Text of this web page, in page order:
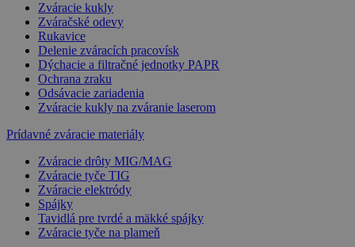
Zváracie kukly
Zváračské odevy
Rukavice
Delenie zváracích pracovísk
Dýchacie a filtračné jednotky PAPR
Ochrana zraku
Odsávacie zariadenia
Zváracie kukly na zváranie laserom
Prídavné zváracie materiály
Zváracie drôty MIG/MAG
Zváracie tyče TIG
Zváracie elektródy
Spájky
Tavidlá pre tvrdé a mäkké spájky
Zváracie tyče na plameň